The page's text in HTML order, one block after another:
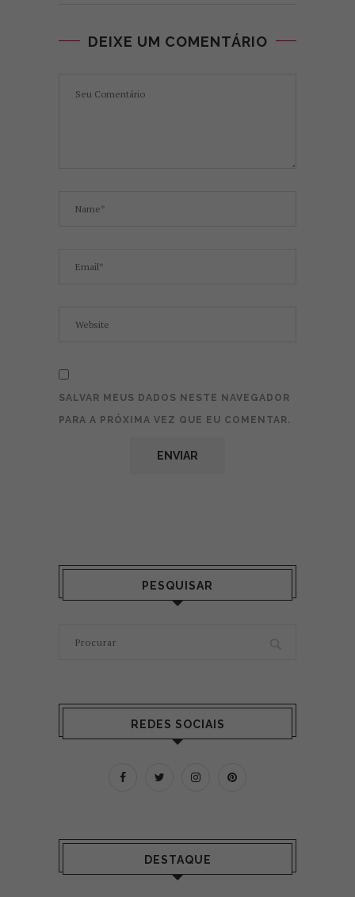
DEIXE UM COMENTÁRIO
SALVAR MEUS DADOS NESTE NAVEGADOR
PARA A PRÓXIMA VEZ QUE EU COMENTAR.
PESQUISAR
REDES SOCIAIS
DESTAQUE